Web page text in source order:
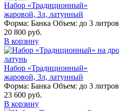
Набор «Традиционный»
жаровой, 3л, латунный
Форма: Банка Объем: до 3 литров
20 800 руб.
В корзину
Набор «Традиционный»
жаровой, 3л, латунный
Форма: Банка Объем: до 3 литров
23 600 руб.
В корзину